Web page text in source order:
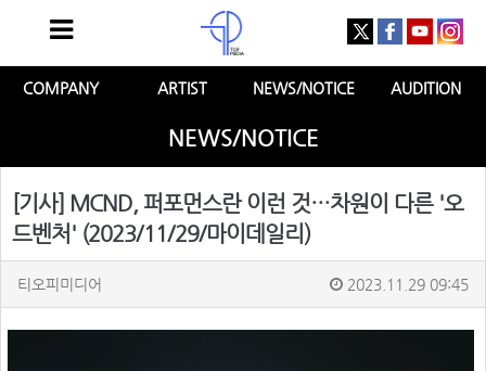
COMPANY ARTIST NEWS/NOTICE AUDITION
NEWS/NOTICE
[기사] MCND, 퍼포먼스란 이런 것…차원이 다른 '오
드벤처' (2023/11/29/마이데일리)
티오피미디어 2023.11.29 09:45